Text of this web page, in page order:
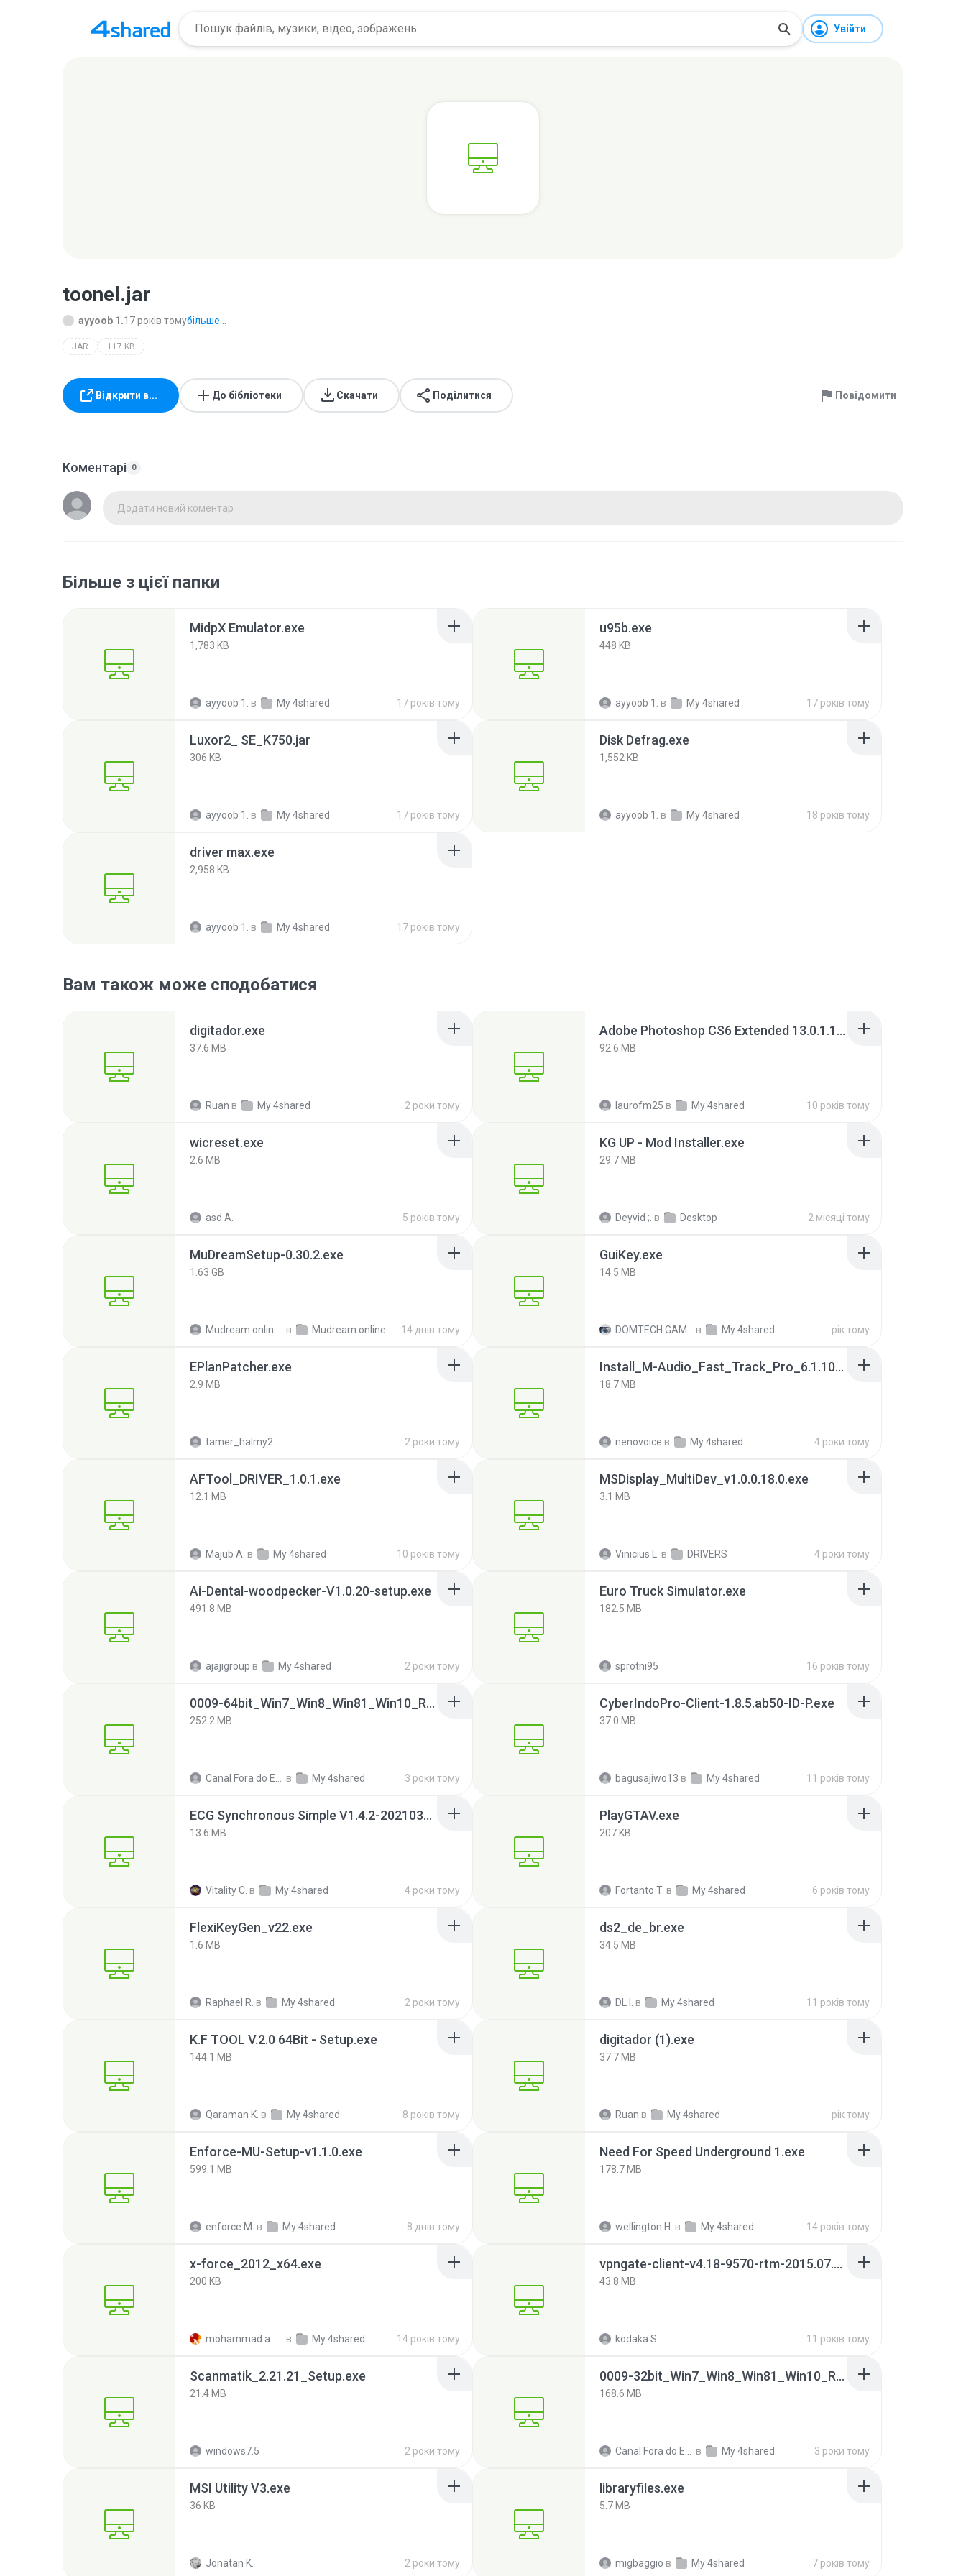
Увійти
toonel.jar
ayyoob 1.17 років томубільше...
JAR 117 KB
Відкрити в... До бібліотеки Скачати Поділитися Повідомити
Коментарі 0
Додати новий коментар
Більше з цієї папки
MidpX Emulator.exe
1,783 KB
ayyoob 1. в My 4shared 17 років тому
u95b.exe
448 KB
ayyoob 1. в My 4shared 17 років тому
Luxor2_ SE_K750.jar
306 KB
ayyoob 1. в My 4shared 17 років тому
Disk Defrag.exe
1,552 KB
ayyoob 1. в My 4shared 18 років тому
driver max.exe
2,958 KB
ayyoob 1. в My 4shared 17 років тому
Вам також може сподобатися
digitador.exe
37.6 MB
Ruan в My 4shared 2 роки тому
Adobe Photoshop CS6 Extended 13.0.1.1 Multilanguage Portable x86.exe
92.6 MB
laurofm25 в My 4shared 10 років тому
wicreset.exe
2.6 MB
asd A. 5 років тому
KG UP - Mod Installer.exe
29.7 MB
Deyvid ;. в Desktop 2 місяці тому
MuDreamSetup-0.30.2.exe
1.63 GB
в Mudream.online 14 днів тому
GuiKey.exe
14.5 MB
в My 4shared рік тому
EPlanPatcher.exe
2.9 MB
2 роки тому
Install_M-Audio_Fast_Track_Pro_6.1.10.exe
18.7 MB
nenovoice в My 4shared 4 роки тому
AFTool_DRIVER_1.0.1.exe
12.1 MB
Majub A. в My 4shared 10 років тому
MSDisplay_MultiDev_v1.0.0.18.0.exe
3.1 MB
Vinicius L. в DRIVERS 4 роки тому
Ai-Dental-woodpecker-V1.0.20-setup.exe
491.8 MB
ajajigroup в My 4shared 2 роки тому
Euro Truck Simulator.exe
182.5 MB
sprotni95 16 років тому
0009-64bit_Win7_Win8_Win81_Win10_R282.exe
252.2 MB
в My 4shared 3 роки тому
CyberIndoPro-Client-1.8.5.ab50-ID-P.exe
37.0 MB
bagusajiwo13 в My 4shared 11 років тому
ECG Synchronous Simple V1.4.2-20210302.exe
13.6 MB
Vitality C. в My 4shared 4 роки тому
PlayGTAV.exe
207 KB
Fortanto T. в My 4shared 6 років тому
FlexiKeyGen_v22.exe
1.6 MB
Raphael R. в My 4shared 2 роки тому
ds2_de_br.exe
34.5 MB
DL I. в My 4shared 11 років тому
K.F TOOL V.2.0 64Bit - Setup.exe
144.1 MB
Qaraman K. в My 4shared 8 років тому
digitador (1).exe
37.7 MB
Ruan в My 4shared рік тому
Enforce-MU-Setup-v1.1.0.exe
599.1 MB
enforce M. в My 4shared 8 днів тому
Need For Speed Underground 1.exe
178.7 MB
wellington H. в My 4shared 14 років тому
x-force_2012_x64.exe
200 KB
в My 4shared 14 років тому
vpngate-client-v4.18-9570-rtm-2015.07.26.exe
43.8 MB
kodaka S. 11 років тому
Scanmatik_2.21.21_Setup.exe
21.4 MB
windows7.5 2 роки тому
0009-32bit_Win7_Win8_Win81_Win10_R282.exe
168.6 MB
в My 4shared 3 роки тому
MSI Utility V3.exe
36 KB
Jonatan K. 2 роки тому
libraryfiles.exe
5.7 MB
migbaggio в My 4shared 7 років тому